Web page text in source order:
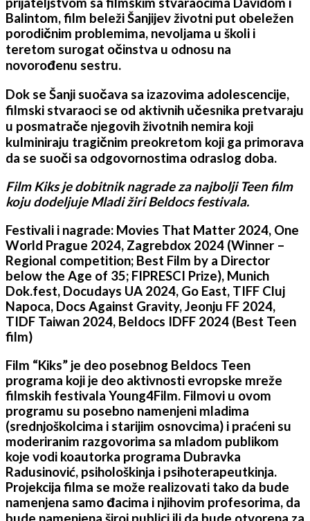
Balintom, film beleži Šanjijev životni put obeležen
porodičnim problemima, nevoljama u školi i
teretom surogat očinstva u odnosu na
novorođenu sestru.
Dok se Šanji suočava sa izazovima adolescencije,
filmski stvaraoci se od aktivnih učesnika pretvaraju
u posmatrače njegovih životnih nemira koji
kulminiraju tragičnim preokretom koji ga primorava
da se suoči sa odgovornostima odraslog doba.
Film Kiks je dobitnik nagrade za najbolji Teen film
koju dodeljuje Mladi žiri Beldocs festivala.
Festivali i nagrade: Movies That Matter 2024, One
World Prague 2024, Zagrebdox 2024 (Winner –
Regional competition; Best Film by a Director
below the Age of 35; FIPRESCI Prize), Munich
Dok.fest, Docudays UA 2024, Go East, TIFF Cluj
Napoca, Docs Against Gravity, Jeonju FF 2024,
TIDF Taiwan 2024, Beldocs IDFF 2024 (Best Teen
film)
Film “Kiks” je deo posebnog Beldocs Teen
programa koji je deo aktivnosti evropske mreže
filmskih festivala Young4Film. Filmovi u ovom
programu su posebno namenjeni mladima
(srednjoškolcima i starijim osnovcima) i praćeni su
moderiranim razgovorima sa mladom publikom
koje vodi koautorka programa Dubravka
Radusinović, psihološkinja i psihoterapeutkinja.
Projekcija filma se može realizovati tako da bude
namenjena samođacima i njihovim profesorima, da